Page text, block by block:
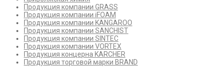
Продукция компании GRASS
Продукция компании iFOAM
Продукция компании KANGAROO
Продукция компании SANCHIST
Продукция компании SINTEC
Продукция компании VORTEX
Продукция концерна KARCHER
Продукция торговой марки BRAND